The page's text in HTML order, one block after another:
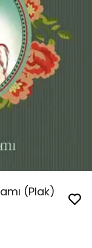
(Plak)